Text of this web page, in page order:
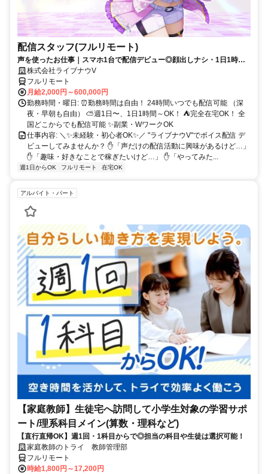
配信スタッフ(フルリモート)
声を使ったお仕事｜スマホ1台で配信デビュー◎顔出しナシ・1日1時間
～OK♪
株式会社ライブナウV
フルリモート
月給2,000円～600,000円
勤務時間・曜日: ⏰勤務時間は自由！ 24時間いつでも配信可能 （深
夜・早朝も自由） ⛅週1日〜、1日1時間～OK！ ⛺完全在宅OK！ 全
国どこからでも配信可能 ✨副業・WワークOK
仕事内容: ＼✨未経験・初心者OK✨／ "ライブナウV"でボイス配信 デ
ビューしてみませんか？ ✋「声だけの配信活動に興味があるけど…」
✋「趣味・好きなことで稼ぎたいけど…」 ✋「やってみた...
週1日からOK フルリモート 在宅OK
アルバイト・パート
【家庭教師】生徒宅へ訪問して小学生対象の学習サポ
ート/理系科目メイン(算数・理科など)
【直行直帰OK】週1回・1科目からで◎担当の科目や生徒は選択可能！
家庭教師のトライ 教師管理部
フルリモート
時給1,800円～17,200円